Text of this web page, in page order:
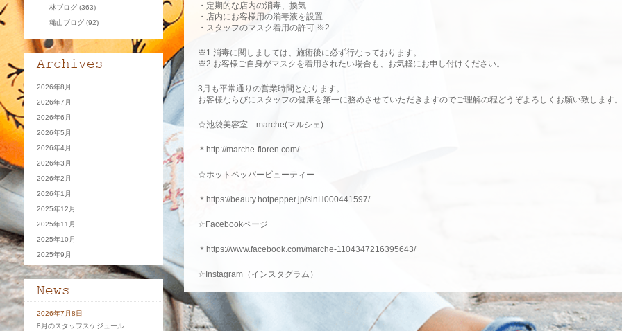
・定期的な店内の消毒、換気
・店内にお客様用の消毒液を設置
・スタッフのマスク着用の許可 ※2
※1 消毒に関しましては、施術後に必ず行なっております。
※2 お客様ご自身がマスクを着用されたい場合も、お気軽にお申し付けください。
3月も平常通りの営業時間となります。
お客様ならびにスタッフの健康を第一に務めさせていただきますのでご理解の程どうぞよろしくお願い致します。
☆池袋美容室 marche(マルシェ)
＊http://marche-floren.com/
☆ホットペッパービューティー
＊https://beauty.hotpepper.jp/slnH000441597/
☆Facebookページ
＊https://www.facebook.com/marche-1104347216395643/
☆Instagram（インスタグラム）
＊https://www.instagram.com/marche_photogallery/
☆サロンへの口コミ
林ブログ (363)
穐山ブログ (92)
2026年8月
2026年7月
2026年6月
2026年5月
2026年4月
2026年3月
2026年2月
2026年1月
2025年12月
2025年11月
2025年10月
2025年9月
2026年7月8日
8月のスタッフスケジュール